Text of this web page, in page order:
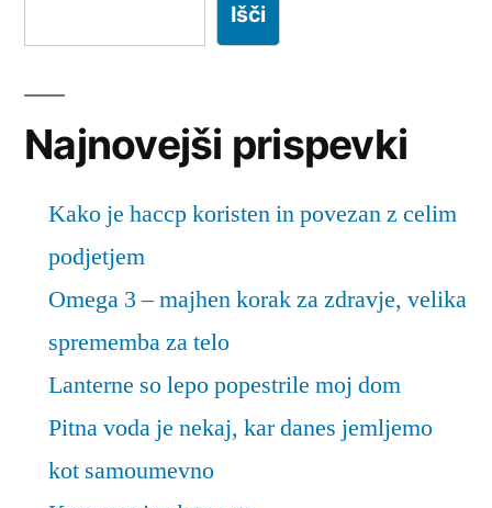
Išči
Najnovejši prispevki
Kako je haccp koristen in povezan z celim
podjetjem
Omega 3 – majhen korak za zdravje, velika
sprememba za telo
Lanterne so lepo popestrile moj dom
Pitna voda je nekaj, kar danes jemljemo
kot samoumevno